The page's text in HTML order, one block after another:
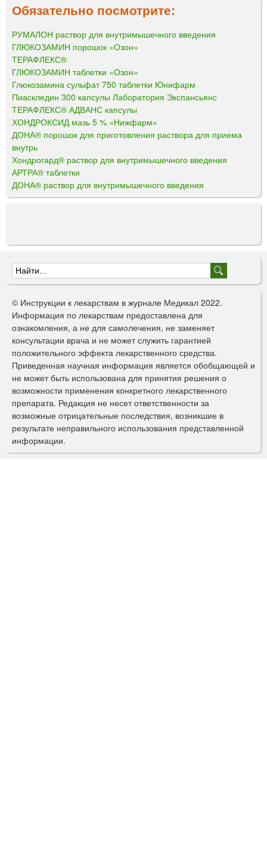
Обязательно посмотрите:
РУМАЛОН раствор для внутримышечного введения
ГЛЮКОЗАМИН порошок «Озон»
ТЕРАФЛЕКС®
ГЛЮКОЗАМИН таблетки «Озон»
Глюкозамина сульфат 750 таблетки Юнифарм
Пиаскледин 300 капсулы Лаборатория Экспансьянс
ТЕРАФЛЕКС® АДВАНС капсулы
ХОНДРОКСИД мазь 5 % «Нижфарм»
ДОНА® порошок для приготовления раствора для приема
внутрь
Хондрогард® раствор для внутримышечного введения
АРТРА® таблетки
ДОНА® раствор для внутримышечного введения
Ф
о
р
м
а
п
о
и
с
к
© Инструкции к лекарствам в журнале Медикал 2022.
Информация по лекарствам предоставлена для
ознакомления, а не для самолечения, не заменяет
консультации врача и не может служить гарантией
положительного эффекта лекарственного средства.
Приведенная научная информация является обобщающей и
не может быть использована для принятия решения о
возможности применения конкретного лекарственного
препарата. Редакция не несет ответственности за
возможные отрицательные последствия, возникшие в
результате неправильного использования представленной
информации.